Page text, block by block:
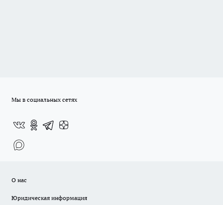
Мы в социальных сетях
О нас
Юридическая информация